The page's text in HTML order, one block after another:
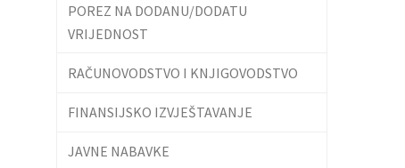
POREZ NA DODANU/DODATU
VRIJEDNOST
RAČUNOVODSTVO I KNJIGOVODSTVO
FINANSIJSKO IZVJEŠTAVANJE
JAVNE NABAVKE